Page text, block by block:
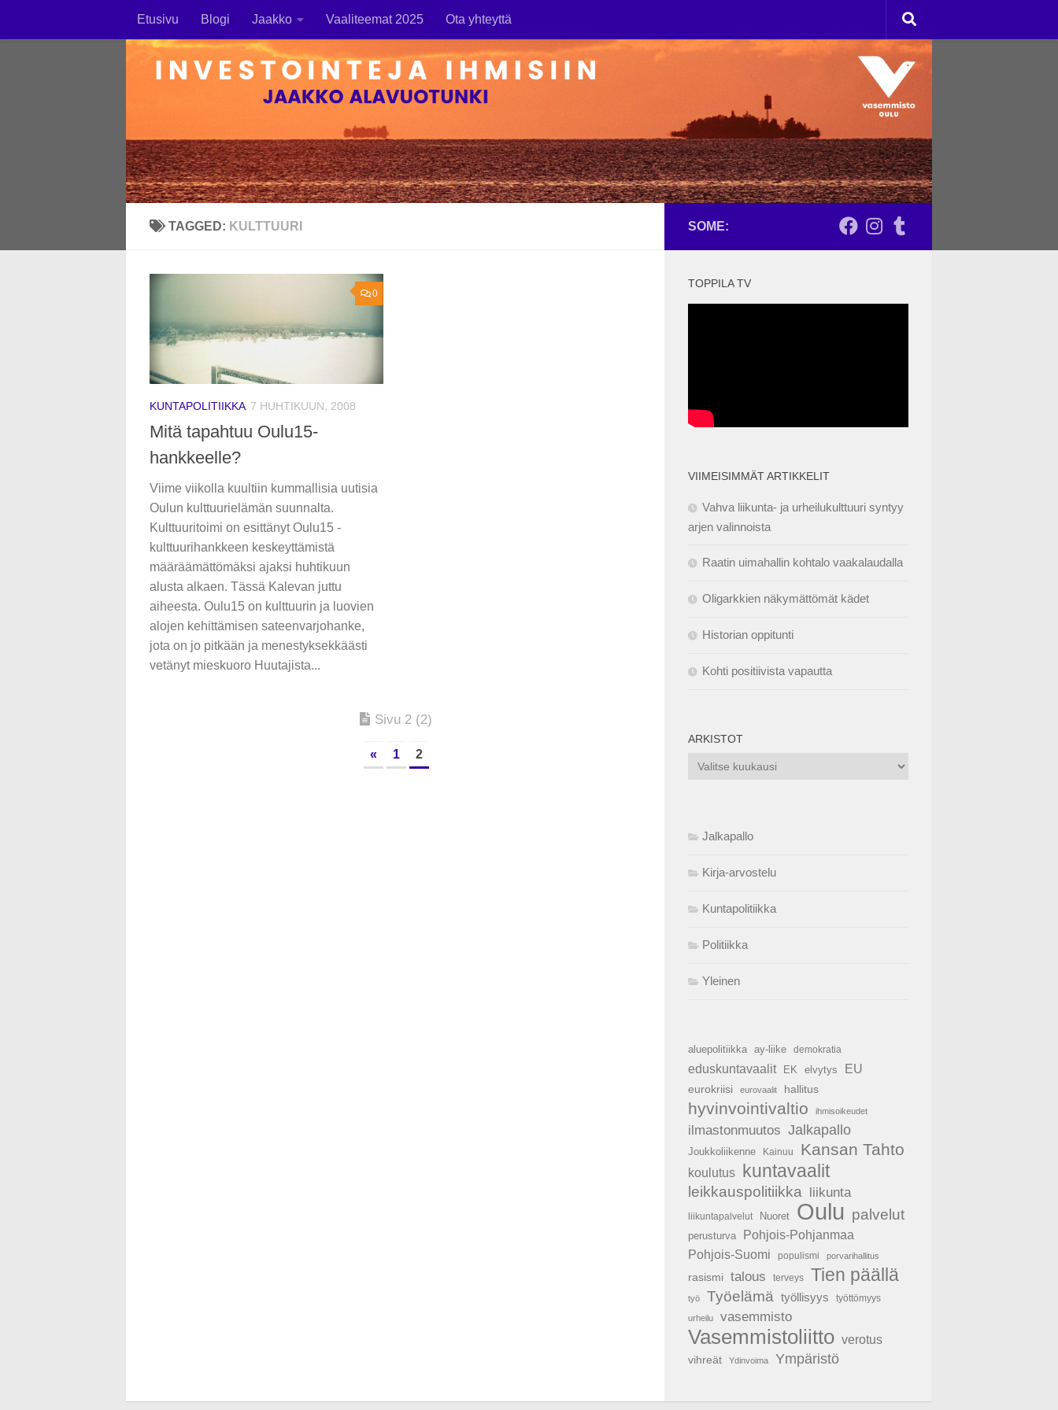
Etusivu Blogi Jaakko Vaaliteemat 2025 Ota yhteyttä
TAGGED: KULTTUURI
0
KUNTAPOLITIIKKA 7 HUHTIKUUN, 2008
Mitä tapahtuu Oulu15-
hankkeelle?
Viime viikolla kuultiin kummallisia uutisia
Oulun kulttuurielämän suunnalta.
Kulttuuritoimi on esittänyt Oulu15 -
kulttuurihankkeen keskeyttämistä
määräämättömäksi ajaksi huhtikuun
alusta alkaen. Tässä Kalevan juttu
aiheesta. Oulu15 on kulttuurin ja luovien
alojen kehittämisen sateenvarjohanke,
jota on jo pitkään ja menestyksekkäästi
vetänyt mieskuoro Huutajista...
Sivu 2 (2)
« 1 2
SOME:
TOPPILA TV
VIIMEISIMMÄT ARTIKKELIT
Vahva liikunta- ja urheilukulttuuri syntyy
arjen valinnoista
Raatin uimahallin kohtalo vaakalaudalla
Oligarkkien näkymättömät kädet
Historian oppitunti
Kohti positiivista vapautta
ARKISTOT
Arkistot
Jalkapallo
Kirja-arvostelu
Kuntapolitiikka
Politiikka
Yleinen
aluepolitiikka ay-liike demokratia
eduskuntavaalit EK elvytys EU
eurokriisi eurovaalit hallitus
hyvinvointivaltio ihmisoikeudet
ilmastonmuutos Jalkapallo
Joukkoliikenne Kainuu Kansan Tahto
koulutus kuntavaalit
leikkauspolitiikka liikunta
liikuntapalvelut Nuoret Oulu palvelut
perusturva
Pohjois-Pohjanmaa
Pohjois-Suomi
populismi porvarihallitus
rasismi talous terveys Tien päällä
työ Työelämä työllisyys työttömyys
urheilu vasemmisto
Vasemmistoliitto verotus
vihreät Ydinvoima Ympäristö